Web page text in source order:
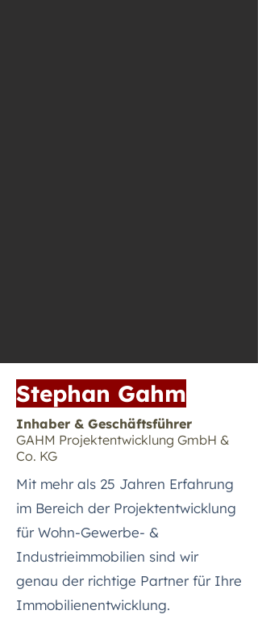
Stephan Gahm
Inhaber & Geschäftsführer
GAHM Projektentwicklung GmbH &
Co. KG
Mit mehr als 25 Jahren Erfahrung
im Bereich der Projektentwicklung
für Wohn-Gewerbe- &
Industrieimmobilien sind wir
genau der richtige Partner für Ihre
Immobilienentwicklung.